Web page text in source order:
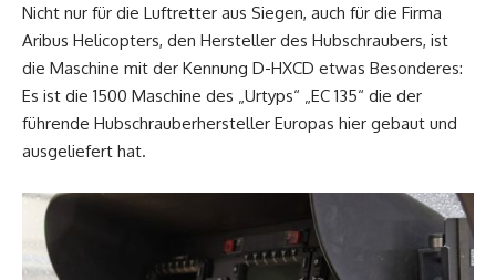
Nicht nur für die Luftretter aus Siegen, auch für die Firma
Aribus Helicopters, den Hersteller des Hubschraubers, ist
die Maschine mit der Kennung D-HXCD etwas Besonderes:
Es ist die 1500 Maschine des „Urtyps“ „EC 135“ die der
führende Hubschrauberhersteller Europas hier gebaut und
ausgeliefert hat.